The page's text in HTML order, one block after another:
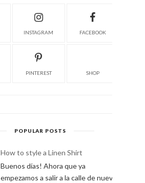
INSTAGRAM FACEBOOK
PINTEREST SHOP
POPULAR POSTS
How to style a Linen Shirt
Buenos días! Ahora que ya
empezamos a salir a la calle de nuevo y